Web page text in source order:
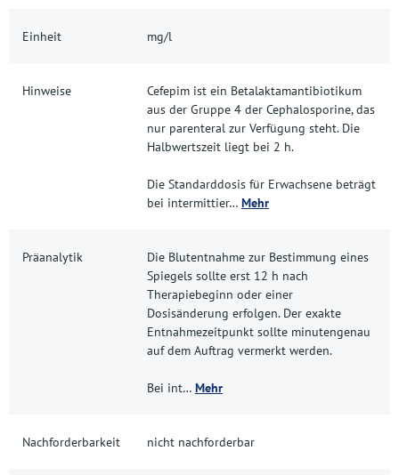
Einheit mg/l
Hinweise
Cefepim ist ein Betalaktamantibiotikum
aus der Gruppe 4 der Cephalosporine, das
nur parenteral zur Verfügung steht. Die
Halbwertszeit liegt bei 2 h.
Die Standarddosis für Erwachsene beträgt
bei intermittier… Mehr
Präanalytik
Die Blutentnahme zur Bestimmung eines
Spiegels sollte erst 12 h nach
Therapiebeginn oder einer
Dosisänderung erfolgen. Der exakte
Entnahmezeitpunkt sollte minutengenau
auf dem Auftrag vermerkt werden.
Bei int… Mehr
Nachforderbarkeit nicht nachforderbar